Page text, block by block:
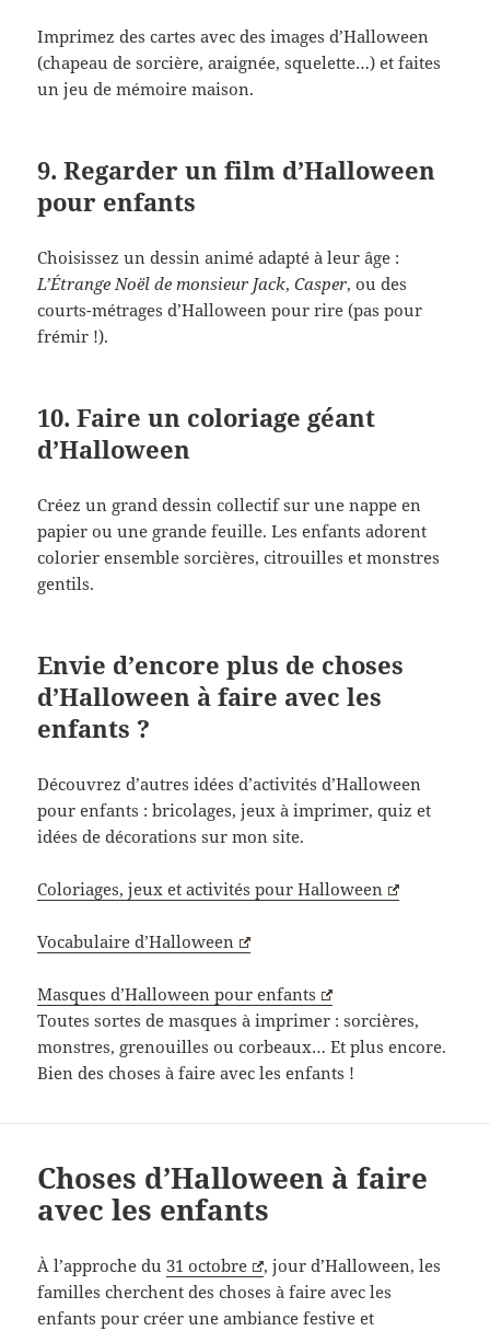
Imprimez des cartes avec des images d’Halloween
(chapeau de sorcière, araignée, squelette…) et faites
un jeu de mémoire maison.
9. Regarder un film d’Halloween
pour enfants
Choisissez un dessin animé adapté à leur âge :
L’Étrange Noël de monsieur Jack,Casper, ou des
courts-métrages d’Halloween pour rire (pas pour
frémir !).
10. Faire un coloriage géant
d’Halloween
Créez un grand dessin collectif sur une nappe en
papier ou une grande feuille. Les enfants adorent
colorier ensemble sorcières, citrouilles et monstres
gentils.
Envie d’encore plus de choses
d’Halloween à faire avec les
enfants ?
Découvrez d’autres idées d’activités d’Halloween
pour enfants : bricolages, jeux à imprimer, quiz et
idées de décorations sur mon site.
Coloriages, jeux et activités pour Halloween
Vocabulaire d’Halloween
Masques d’Halloween pour enfants
Toutes sortes de masques à imprimer : sorcières,
monstres, grenouilles ou corbeaux… Et plus encore.
Bien des choses à faire avec les enfants !
Choses d’Halloween à faire
avec les enfants
À l’approche du 31 octobre
, jour d’Halloween, les
familles cherchent des choses à faire avec les
enfants pour créer une ambiance festive et